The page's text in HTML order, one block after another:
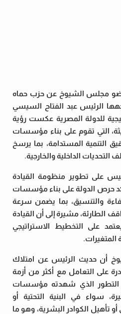
عضو مجلس الشيوخ عن حزب حماه
الرئيس عبد الفتاح السيسي
للدولة المصرية عكست رؤية
التي تقوم على بناء مؤسسات
التنمية المستدامة، بما يرسخ
الداخلية والخارجية.
على تطوير منظومة القيادة
حرص الدولة على بناء مؤسسات
والتنسيق، بما يضمن سرعة
الطارئة، مشيرة إلى أن القيادة
على التخطيط الاستراتيجي
أن حديث الرئيس عن امتلاك
على التعامل مع أكثر من أزمة
التطور الذي شهدته مؤسسات
سواء في البنية التحتية أو
تأهيل الكوادر البشرية، وهو ما